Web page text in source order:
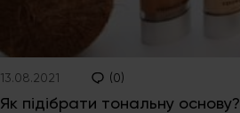
13.08.2021 (0)
Як підібрати тональну основу?